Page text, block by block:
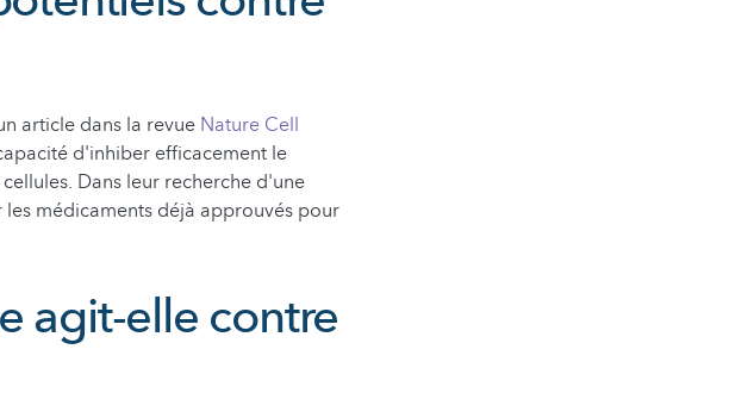
article dans la revue Nature Cell
d'inhiber efficacement le
Dans leur recherche d'une
les médicaments déjà approuvés pour
agit-elle contre